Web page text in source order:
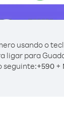
usando o
ligar para
seguinte:+590+